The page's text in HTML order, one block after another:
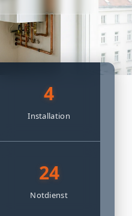
4
Installation
24
Notdienst